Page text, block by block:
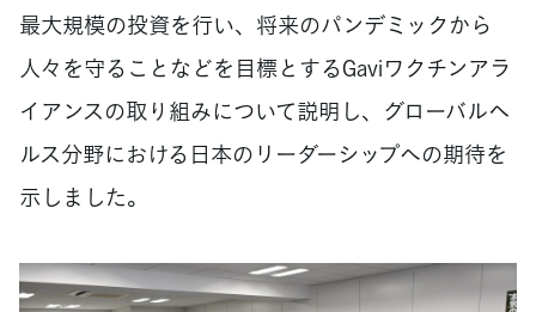
最大規模の投資を行い、将来のパンデミックから
人々を守ることなどを目標とするGaviワクチンアラ
イアンスの取り組みについて説明し、グローバルヘ
ルス分野における日本のリーダーシップへの期待を
示しました。